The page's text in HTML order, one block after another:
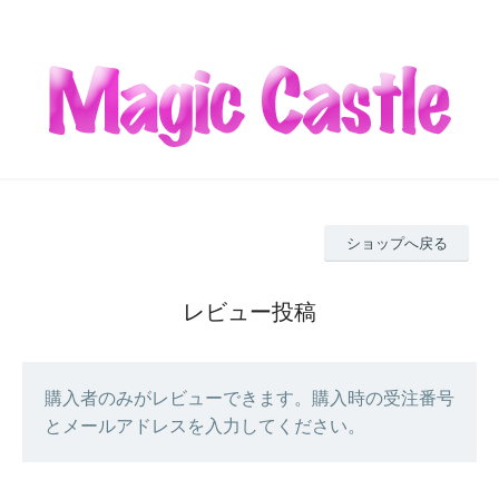
ショップへ戻る
レビュー投稿
購入者のみがレビューできます。購入時の受注番号
とメールアドレスを入力してください。